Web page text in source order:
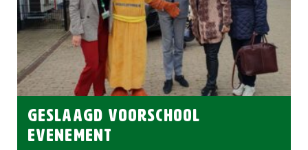
GESLAAGD VOORSCHOOL
EVENEMENT